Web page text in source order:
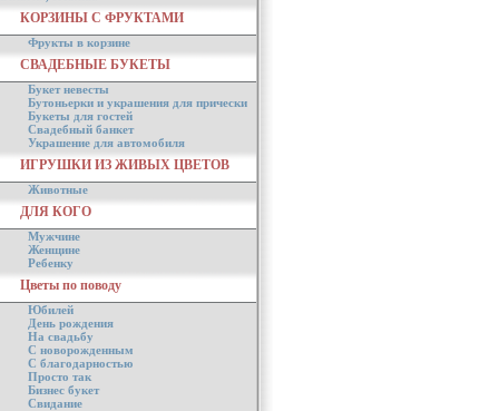
КОРЗИНЫ С ФРУКТАМИ
Фрукты в корзине
СВАДЕБНЫЕ БУКЕТЫ
Букет невесты
Бутоньерки и украшения для прически
Букеты для гостей
Свадебный банкет
Украшение для автомобиля
ИГРУШКИ ИЗ ЖИВЫХ ЦВЕТОВ
Животные
ДЛЯ КОГО
Мужчине
Женщине
Ребенку
Цветы по поводу
Юбилей
День рождения
На свадьбу
С новорожденным
С благодарностью
Просто так
Бизнес букет
Свидание